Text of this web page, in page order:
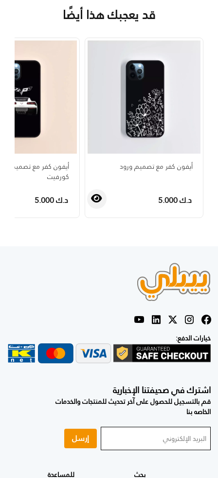
قد يعجبك هذا أيضًا
أيفون كفر مع تصميم ورود
د.ك 5.000
أيفون كفر مع تصميم
كورفيت
د.ك 5.000
خيارات الدفع:
اشترك في صحيفتنا الإخبارية
قم بالتسجيل للحصول على آخر تحديث للمنتجات والخدمات
الخاصه بنا
إرسل
بحث للمساعدة